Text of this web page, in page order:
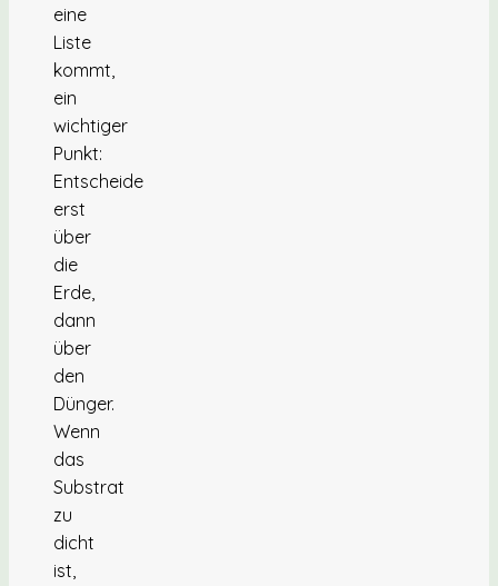
eine
Liste
kommt,
ein
wichtiger
Punkt:
Entscheide
erst
über
die
Erde,
dann
über
den
Dünger.
Wenn
das
Substrat
zu
dicht
ist,